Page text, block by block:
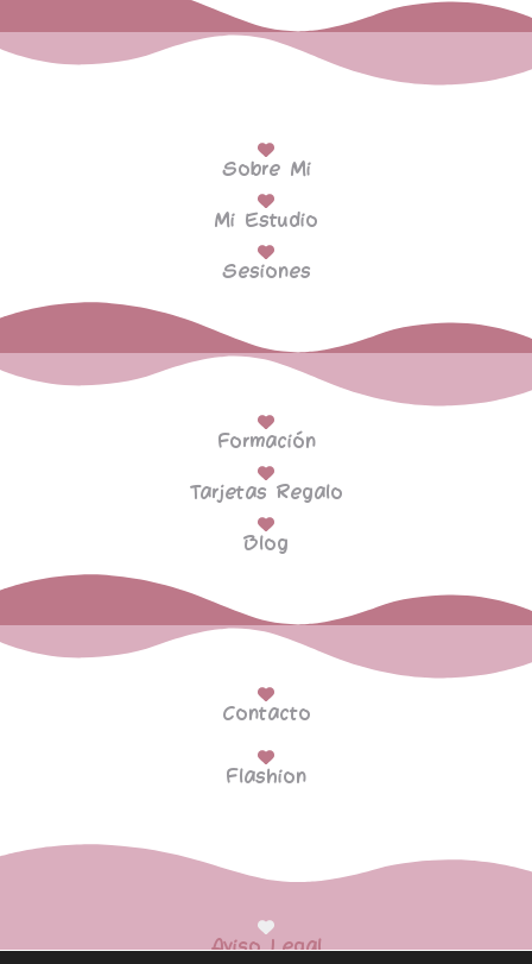
Sobre Mi
Mi Estudio
Sesiones
Formación
Tarjetas Regalo
Blog
Contacto
Flashion
Aviso Legal